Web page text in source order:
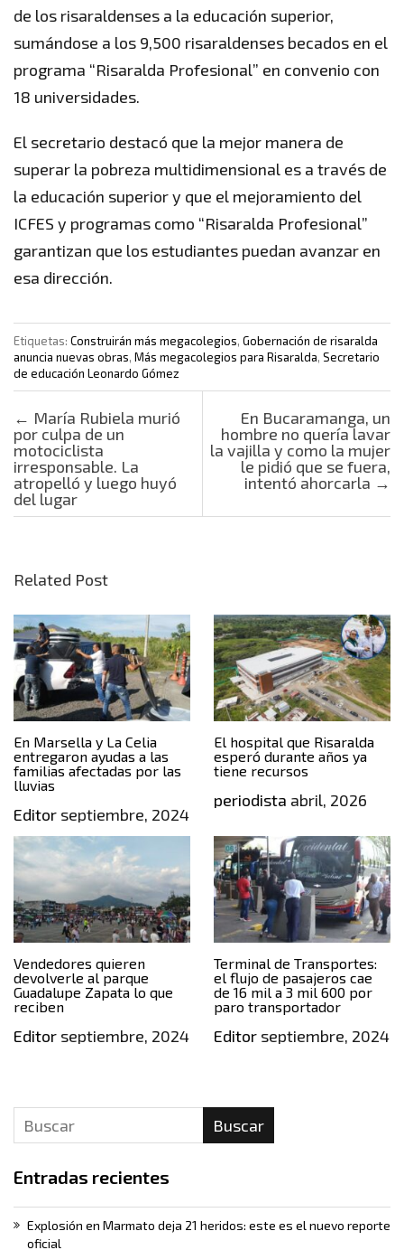
de los risaraldenses a la educación superior,
sumándose a los 9,500 risaraldenses becados en el
programa “Risaralda Profesional” en convenio con
18 universidades.
El secretario destacó que la mejor manera de
superar la pobreza multidimensional es a través de
la educación superior y que el mejoramiento del
ICFES y programas como “Risaralda Profesional”
garantizan que los estudiantes puedan avanzar en
esa dirección.
Etiquetas: Construirán más megacolegios, Gobernación de risaralda
anuncia nuevas obras, Más megacolegios para Risaralda, Secretario
de educación Leonardo Gómez
Post navigation
← María Rubiela murió
por culpa de un
motociclista
irresponsable. La
atropelló y luego huyó
del lugar
En Bucaramanga, un
hombre no quería lavar
la vajilla y como la mujer
le pidió que se fuera,
intentó ahorcarla →
Related Post
En Marsella y La Celia
entregaron ayudas a las
familias afectadas por las
lluvias
Editor septiembre, 2024
El hospital que Risaralda
esperó durante años ya
tiene recursos
periodista abril, 2026
Vendedores quieren
devolverle al parque
Guadalupe Zapata lo que
reciben
Editor septiembre, 2024
Terminal de Transportes:
el flujo de pasajeros cae
de 16 mil a 3 mil 600 por
paro transportador
Editorseptiembre, 2024
Buscar
Entradas recientes
Explosión en Marmato deja 21 heridos: este es el nuevo reporte
oficial